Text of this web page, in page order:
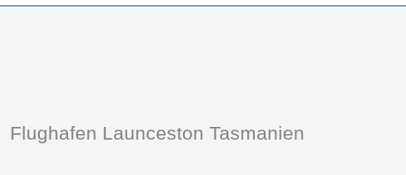
Flughafen Launceston Tasmanien